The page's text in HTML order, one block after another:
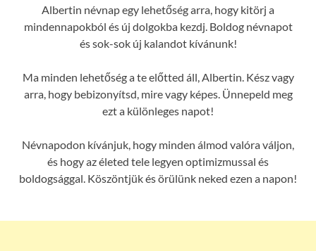
Albertin névnap egy lehetőség arra, hogy kitörj a
mindennapokból és új dolgokba kezdj. Boldog névnapot
és sok-sok új kalandot kívánunk!
Ma minden lehetőség a te előtted áll, Albertin. Kész vagy
arra, hogy bebizonyítsd, mire vagy képes. Ünnepeld meg
ezt a különleges napot!
Névnapodon kívánjuk, hogy minden álmod valóra váljon,
és hogy az életed tele legyen optimizmussal és
boldogsággal. Köszöntjük és örülünk neked ezen a napon!